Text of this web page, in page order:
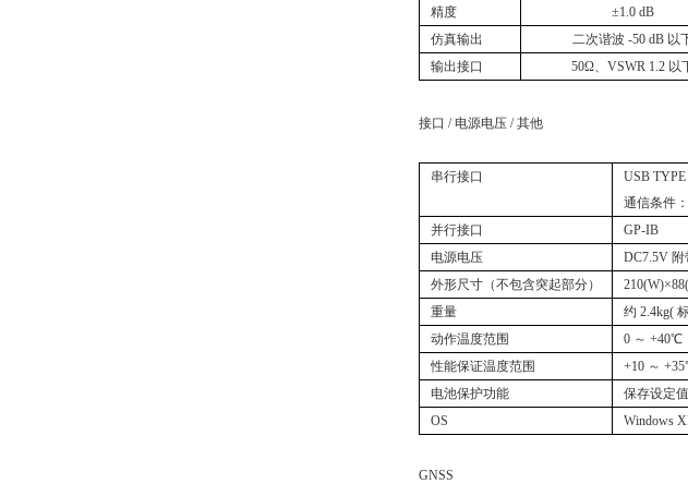
精度
±1.0 dB
仿真输出
二次谐波 -50 dB 以
输出接口
50Ω、VSWR 1.2 以
接口 / 电源电压 / 其他
串行接口
USB
通信条件：
并行接口
GP-IB
电源电压
DC7.5V 附
外形尺寸（不包含突起部分）
重量
约 2.4kg(
动作温度范围
0 ～ +40℃
性能保证温度范围
+10 ～
电池保护功能
保存设定
OS
Windows
GNSS